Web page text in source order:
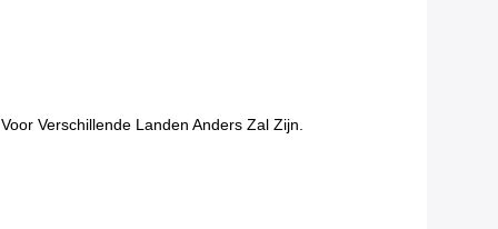
Verschillende Landen Anders Zal Zijn.